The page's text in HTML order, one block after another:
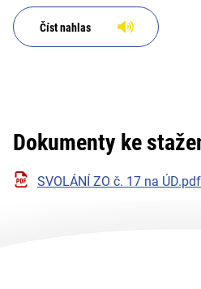
Číst nahlas
Dokumenty ke
SVOLÁNÍ ZO č. 17 na ÚD.pdf